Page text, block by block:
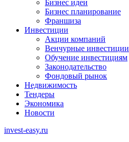
Бизнес идеи
Бизнес планирование
Франшиза
Инвестиции
Акции компаний
Венчурные инвестиции
Обучение инвестициям
Законодательство
Фондовый рынок
Недвижимость
Тендеры
Экономика
Новости
invest-easy.ru